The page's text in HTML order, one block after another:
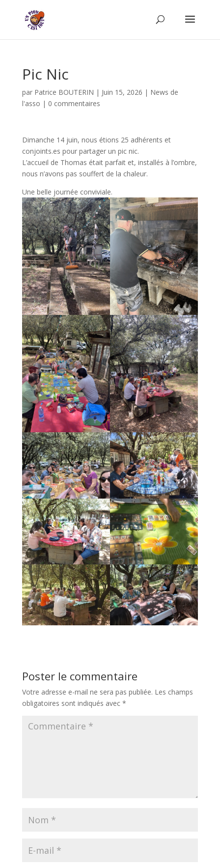
Pic Nic
par Patrice BOUTERIN | Juin 15, 2026 | News de
l'asso | 0 commentaires
Dimanche 14 juin, nous étions 25 adhérents et
conjoints.es pour partager un pic nic.
L’accueil de Thomas était parfait et, installés à l’ombre,
nous n’avons pas souffert de la chaleur.
Une belle journée conviviale.
Poster le commentaire
Votre adresse e-mail ne sera pas publiée. Les champs
obligatoires sont indiqués avec *